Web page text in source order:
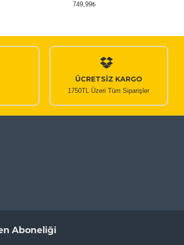
749,99₺
ÜCRETSİZ KARGO
1750TL Üzeri Tüm Siparişler
Aboneliği